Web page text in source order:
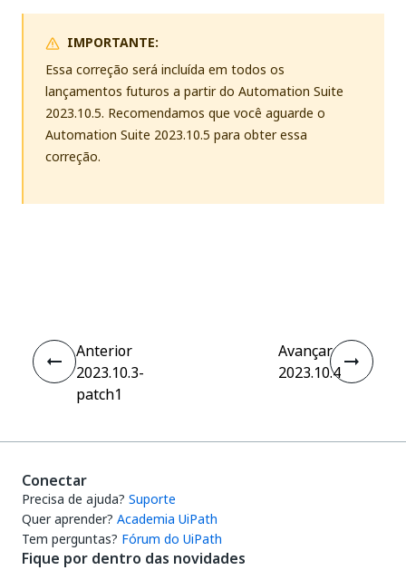
IMPORTANTE:
Essa correção será incluída em todos os
lançamentos futuros a partir do Automation Suite
2023.10.5. Recomendamos que você aguarde o
Automation Suite 2023.10.5 para obter essa
correção.
Anterior
2023.10.3-
patch1
Avançar
2023.10.4
Conectar
Precisa de ajuda? Suporte
Quer aprender? Academia UiPath
Tem perguntas? Fórum do UiPath
Fique por dentro das novidades